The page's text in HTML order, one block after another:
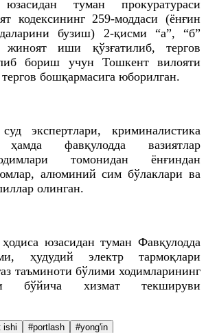
туман прокуратураси
кодексининг 259-моддаси (ёнғин
бузиш) 2-қисми “а”, “б”
жиноят иши қўзғатилиб, тергов
бориш учун Тошкент вилояти
бошқармасига юборилган.
экспертлари, криминалистика
ҳамда фавқулодда вазиятлар
томонидан ёнғиндан
алюминий сим бўлаклари ва
олинган.
юзасидан туман Фавқулодда
ҳудудий электр тармоқлари
таъминоти бўлими ходимларининг
бўйича хизмат текшируви
ishi #portlash #yong'in